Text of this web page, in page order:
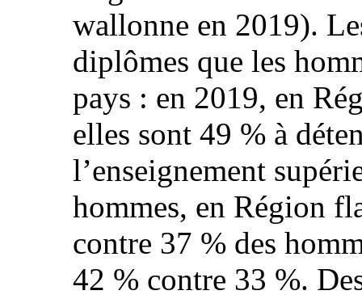
wallonne en 2019).
diplômes que les
pays : en 2019, en
elles sont 49 % à
l’enseignement
hommes, en Région
contre 37 % des
42 % contre 33 %.